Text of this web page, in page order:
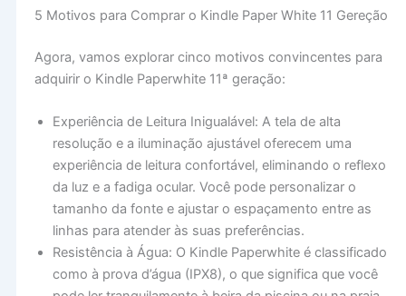
5 Motivos para Comprar o Kindle Paper White 11 Gereção
Agora, vamos explorar cinco motivos convincentes para
adquirir o Kindle Paperwhite 11ª geração:
Experiência de Leitura Inigualável: A tela de alta
resolução e a iluminação ajustável oferecem uma
experiência de leitura confortável, eliminando o reflexo
da luz e a fadiga ocular. Você pode personalizar o
tamanho da fonte e ajustar o espaçamento entre as
linhas para atender às suas preferências.
Resistência à Água: O Kindle Paperwhite é classificado
como à prova d’água (IPX8), o que significa que você